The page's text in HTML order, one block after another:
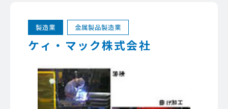
製造業 金属製品製造業
ケィ・マック株式会社